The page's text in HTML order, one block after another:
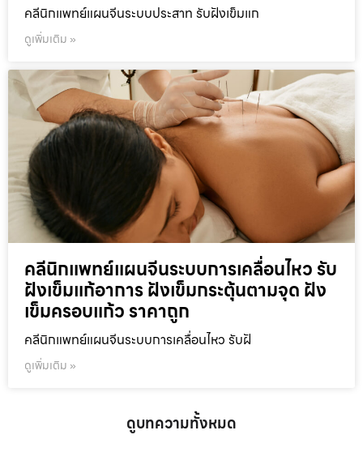
คลีนิกแพทย์แผนจีนระบบประสาท รับฝังเข็มแก
ดูเพิ่มเติม »
คลีนิกแพทย์แผนจีนระบบการเคลื่อนไหว รับ
ฝังเข็มแก้อาการ ฝังเข็มกระตุ้นตามจุด ฝัง
เข็มครอบแก้ว ราคาถูก
คลีนิกแพทย์แผนจีนระบบการเคลื่อนไหว รับฝั
ดูเพิ่มเติม »
ดูบทความทั้งหมด